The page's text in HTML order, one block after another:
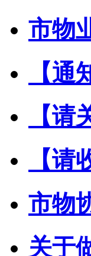
市物
【
【
【
市物
关于